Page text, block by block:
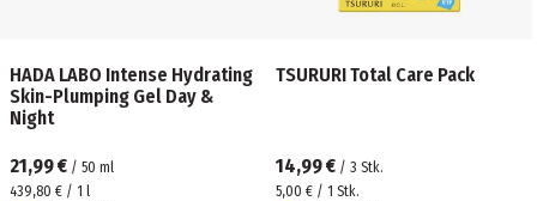
HADA LABO Intense Hydrating
Skin-Plumping Gel Day &
Night
21,99 € / 50 ml
439,80 € / 1 l
TSURURI Total Care Pack
14,99 € / 3 Stk.
5,00 € / 1 Stk.